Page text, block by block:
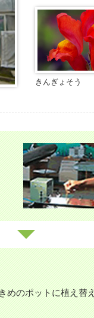
きんぎょそう
めのポットに植え替